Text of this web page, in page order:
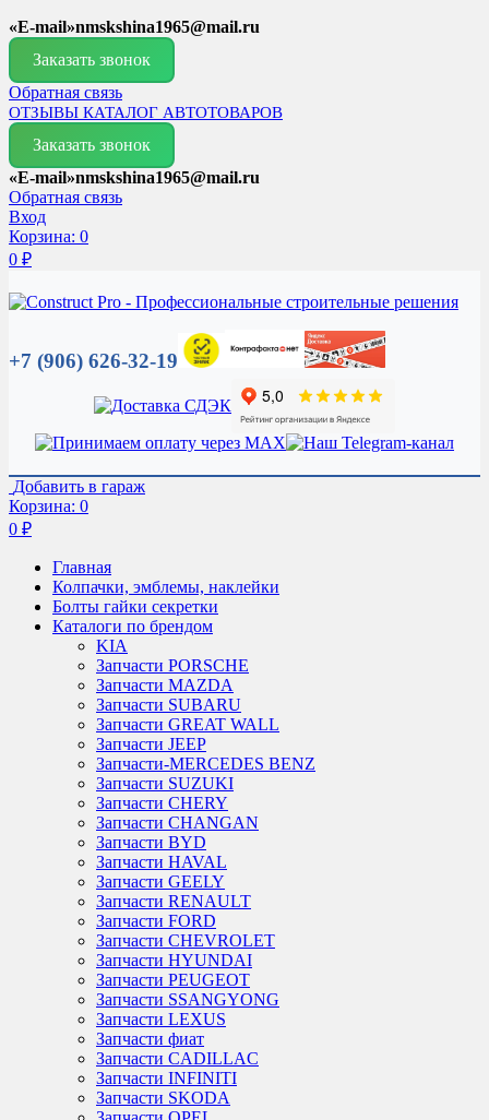
«E-mail»nmskshina1965@mail.ru
Заказать звонок
Обратная связь
ОТЗЫВЫ КАТАЛОГ АВТОТОВАРОВ
Заказать звонок
«E-mail»nmskshina1965@mail.ru
Обратная связь
Вход
Корзина: 0
0 ₽
+7 (906) 626-32-19
Добавить в гараж
Корзина: 0
0 ₽
Главная
Колпачки, эмблемы, наклейки
Болты гайки секретки
Каталоги по брендом
KIA
Запчасти PORSCHE
Запчасти MAZDA
Запчасти SUBARU
Запчасти GREAT WALL
Запчасти JEEP
Запчасти-MERCEDES BENZ
Запчасти SUZUKI
Запчасти CHERY
Запчасти CHANGAN
Запчасти BYD
Запчасти HAVAL
Запчасти GEELY
Запчасти RENAULT
Запчасти FORD
Запчасти CHEVROLET
Запчасти HYUNDAI
Запчасти PEUGEOT
Запчасти SSANGYONG
Запчасти LEXUS
Запчасти фиат
Запчасти CADILLAC
Запчасти INFINITI
Запчасти SKODA